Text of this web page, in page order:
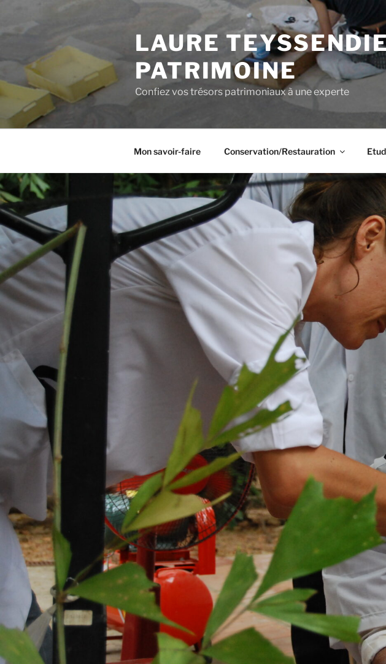
contenu
LAURE
PATRIMOINE
Confiez vos trésors patrimoniaux à une experte
Mon savoir-faire Conservation/Restauration